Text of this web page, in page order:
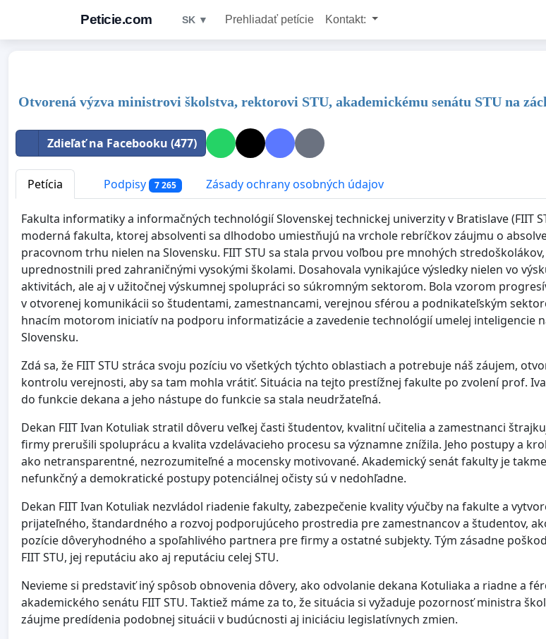
Peticie.com SK ▼ Prehliadať petície Kontakt:
Otvorená výzva ministrovi školstva, rektorovi STU, akademickému senátu STU na
Zdieľať na Facebooku (477)
Petícia Podpisy 7 265 Zásady ochrany osobných údajov
Fakulta informatiky a informačných technológií Slovenskej technickej univerzity v Bratislave (FIIT
moderná fakulta, ktorej absolventi sa dlhodobo umiestňujú na vrchole rebríčkov záujmu o
pracovnom trhu nielen na Slovensku. FIIT STU sa stala prvou voľbou pre mnohých
uprednostnili pred zahraničnými vysokými školami. Dosahovala vynikajúce výsledky nielen vo
aktivitách, ale aj v užitočnej výskumnej spolupráci so súkromným sektorom. Bola vzorom
v otvorenej komunikácii so študentami, zamestnancami, verejnou sférou a podnikateľským
hnacím motorom iniciatív na podporu informatizácie a zavedenie technológií umelej inteligencie
Slovensku.
Zdá sa, že FIIT STU stráca svoju pozíciu vo všetkých týchto oblastiach a potrebuje náš záujem,
kontrolu verejnosti, aby sa tam mohla vrátiť. Situácia na tejto prestížnej fakulte po zvolení prof.
do funkcie dekana a jeho nástupe do funkcie sa stala neudržateľná.
Dekan FIIT Ivan Kotuliak stratil dôveru veľkej časti študentov, kvalitní učitelia a zamestnanci
firmy prerušili spoluprácu a kvalita vzdelávacieho procesu sa významne znížila. Jeho postupy a
ako netransparentné, nezrozumiteľné a mocensky motivované. Akademický senát fakulty je
nefunkčný a demokratické postupy potenciálnej očisty sú v nedohľadne.
Dekan FIIT Ivan Kotuliak nezvládol riadenie fakulty, zabezpečenie kvality výučby na fakulte a
prijateľného, štandardného a rozvoj podporujúceho prostredia pre zamestnancov a študentov,
pozície dôveryhodného a spoľahlivého partnera pre firmy a ostatné subjekty. Tým zásadne
FIIT STU, jej reputáciu ako aj reputáciu celej STU.
Nevieme si predstaviť iný spôsob obnovenia dôvery, ako odvolanie dekana Kotuliaka a riadne a
akademického senátu FIIT STU. Taktiež máme za to, že situácia si vyžaduje pozornosť ministra
záujme predídenia podobnej situácii v budúcnosti aj iniciáciu legislatívnych zmien.